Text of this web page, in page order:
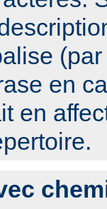
en
en